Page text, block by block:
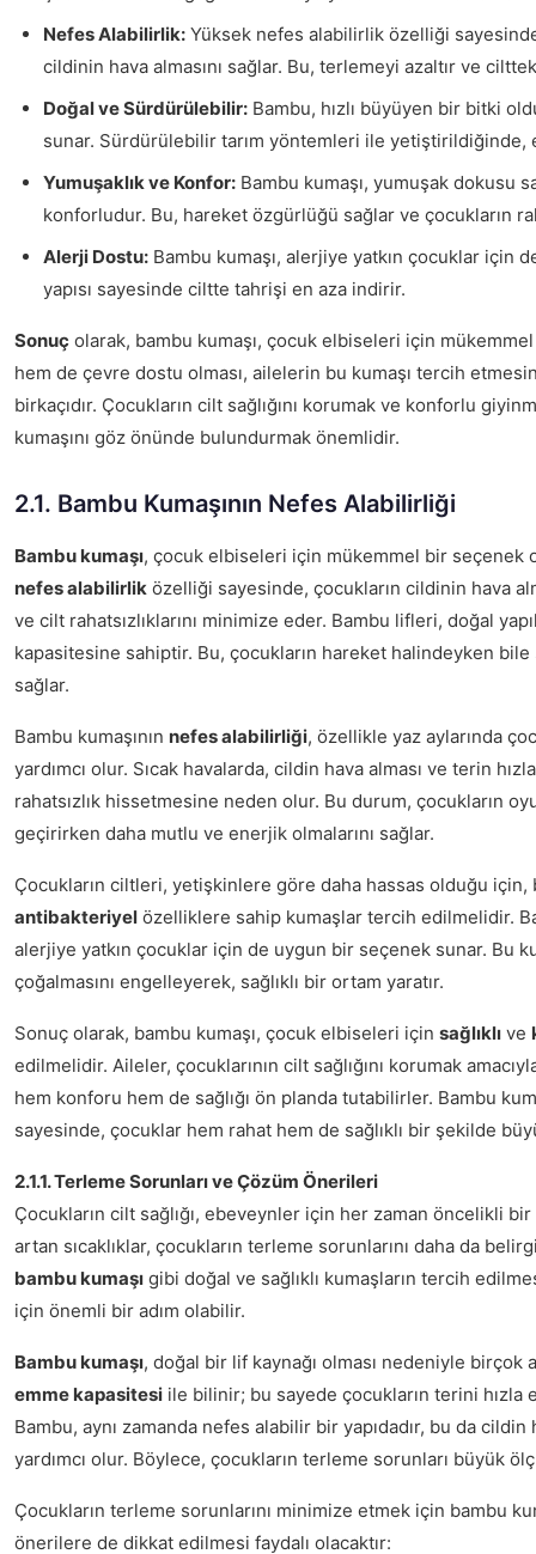
Nefes Alabilirlik: Yüksek nefes alabilirlik özelliği
cildinin hava almasını sağlar. Bu, terlemeyi azaltır ve
Doğal ve Sürdürülebilir: Bambu, hızlı büyüyen bir bitki
sunar. Sürdürülebilir tarım yöntemleri ile yetiştirildiğinde,
Yumuşaklık ve Konfor: Bambu kumaşı, yumuşak dokusu
konforludur. Bu, hareket özgürlüğü sağlar ve çocukların
Alerji Dostu: Bambu kumaşı, alerjiye yatkın çocuklar için
yapısı sayesinde ciltte tahrişi en aza indirir.
Sonuç olarak, bambu kumaşı, çocuk elbiseleri için
hem de çevre dostu olması, ailelerin bu kumaşı tercih
birkaçıdır. Çocukların cilt sağlığını korumak ve konforlu
kumaşını göz önünde bulundurmak önemlidir.
2.1. Bambu Kumaşının Nefes Alabilirliği
Bambu kumaşı, çocuk elbiseleri için mükemmel bir seçenek
nefes alabilirlik özelliği sayesinde, çocukların cildinin hava
ve cilt rahatsızlıklarını minimize eder. Bambu lifleri, doğal
kapasitesine sahiptir. Bu, çocukların hareket halindeyken bile
sağlar.
Bambu kumaşının nefes alabilirliği, özellikle yaz aylarında
yardımcı olur. Sıcak havalarda, cildin hava alması ve terin
rahatsızlık hissetmesine neden olur. Bu durum, çocukların
geçirirken daha mutlu ve enerjik olmalarını sağlar.
Çocukların ciltleri, yetişkinlere göre daha hassas olduğu için,
antibakteriyel özelliklere sahip kumaşlar tercih edilmelidir.
alerjiye yatkın çocuklar için de uygun bir seçenek sunar. Bu
çoğalmasını engelleyerek, sağlıklı bir ortam yaratır.
Sonuç olarak, bambu kumaşı, çocuk elbiseleri için sağlıklı ve
edilmelidir. Aileler, çocuklarının cilt sağlığını korumak
hem konforu hem de sağlığı ön planda tutabilirler. Bambu
sayesinde, çocuklar hem rahat hem de sağlıklı bir şekilde
2.1.1. Terleme Sorunları ve Çözüm Önerileri
Çocukların cilt sağlığı, ebeveynler için her zaman öncelikli
artan sıcaklıklar, çocukların terleme sorunlarını daha da
bambu kumaşı gibi doğal ve sağlıklı kumaşların tercih
için önemli bir adım olabilir.
Bambu kumaşı, doğal bir lif kaynağı olması nedeniyle birçok
emme kapasitesi ile bilinir; bu sayede çocukların terini hızla
Bambu, aynı zamanda nefes alabilir bir yapıdadır, bu da cildin
yardımcı olur. Böylece, çocukların terleme sorunları büyük
Çocukların terleme sorunlarını minimize etmek için bambu
önerilere de dikkat edilmesi faydalı olacaktır: